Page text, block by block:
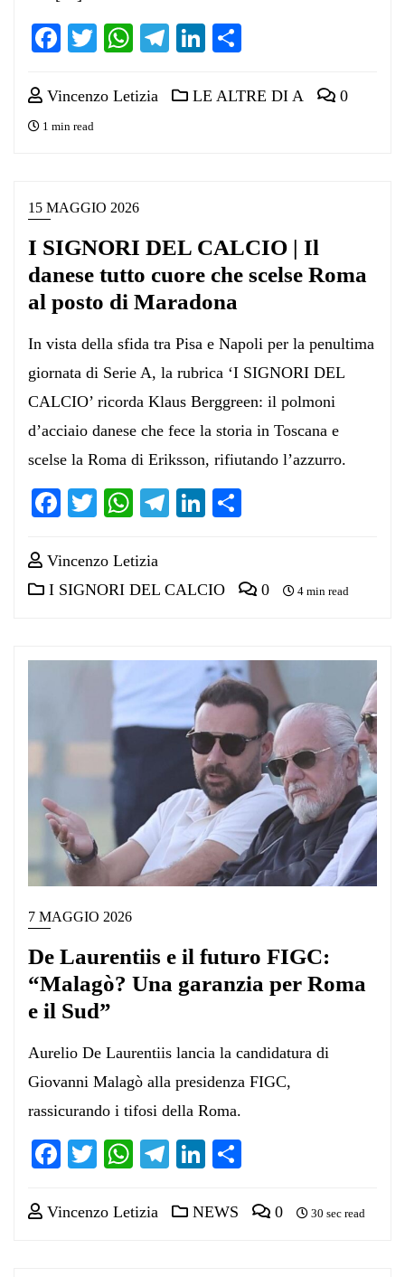
Facebook
TwitterWhatsApp
Telegram
LinkedIn
Vincenzo Letizia LE ALTRE DI A 0
1 min read
15 MAGGIO 2026
I SIGNORI DEL CALCIO | Il
danese tutto cuore che scelse Roma
al posto di Maradona
In vista della sfida tra Pisa e Napoli per la penultima
giornata di Serie A, la rubrica ‘I SIGNORI DEL
CALCIO’ ricorda Klaus Berggreen: il polmoni
d’acciaio danese che fece la storia in Toscana e
scelse la Roma di Eriksson, rifiutando l’azzurro.
Facebook
TwitterWhatsApp
Telegram
LinkedIn
Vincenzo Letizia
I SIGNORI DEL CALCIO
0 4 min read
7 MAGGIO 2026
De Laurentiis e il futuro FIGC:
“Malagò? Una garanzia per Roma
e il Sud”
Aurelio De Laurentiis lancia la candidatura di
Giovanni Malagò alla presidenza FIGC,
rassicurando i tifosi della Roma.
Facebook
TwitterWhatsApp
Telegram
LinkedIn
Vincenzo Letizia NEWS 0 30 sec read